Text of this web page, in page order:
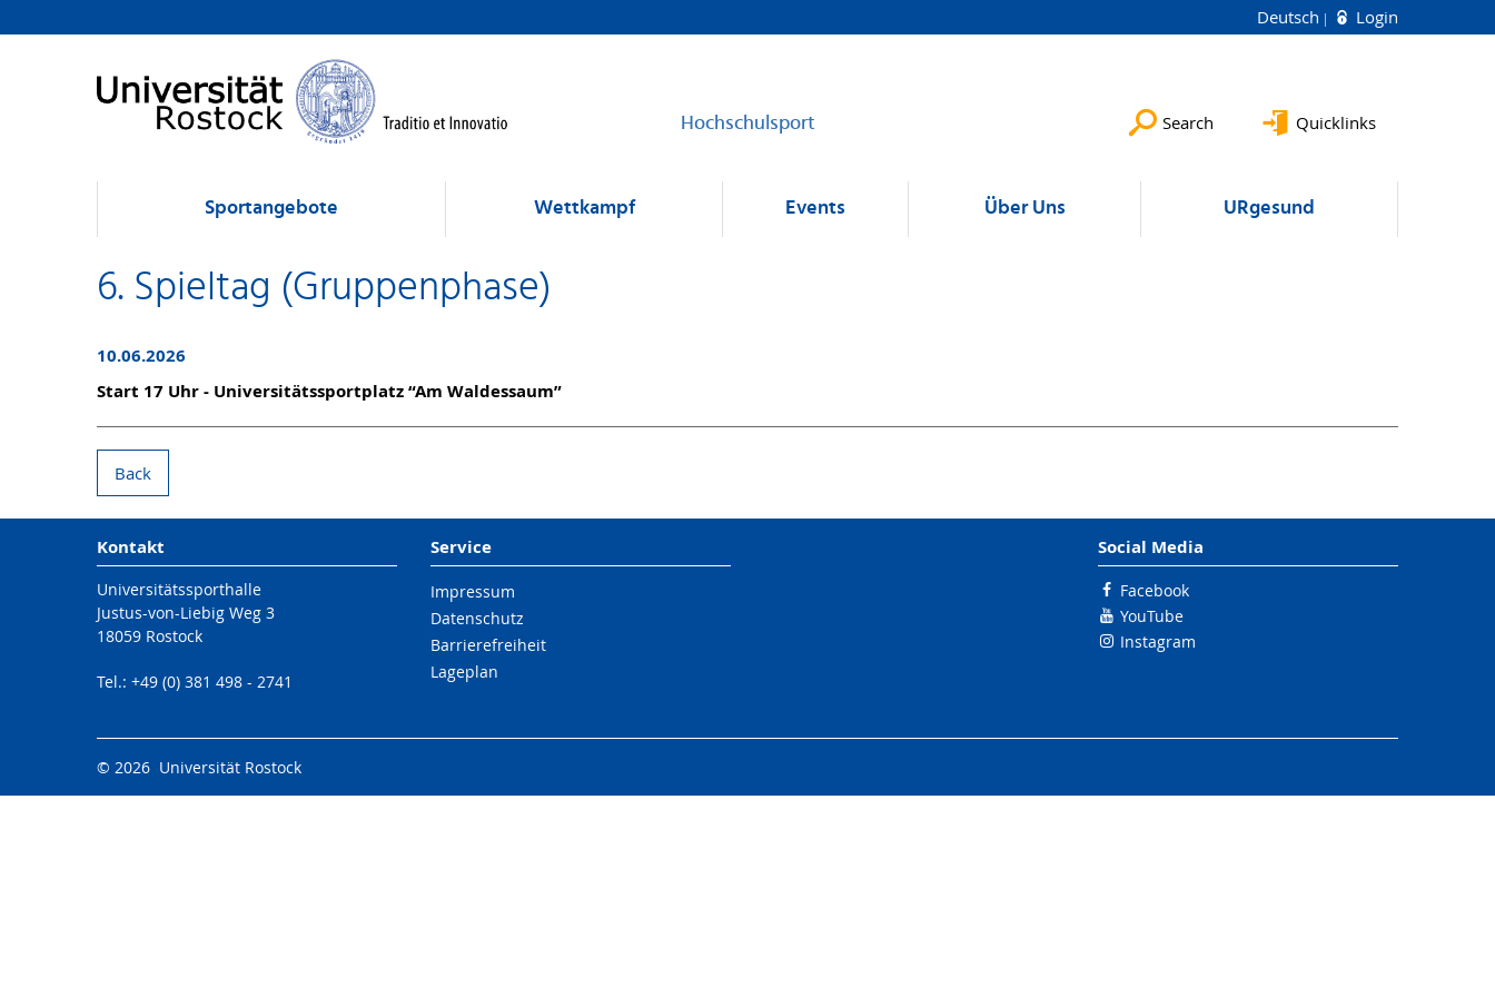
Deutsch Login
Hochschulsport Search Quicklinks
Sportangebote Wettkampf Events Über Uns URgesund
6. Spieltag (Gruppenphase)
10.06.2026
Start 17 Uhr - Universitätssportplatz “Am Waldessaum”
Back
Kontakt
Universitätssporthalle
Justus-von-Liebig Weg 3
18059 Rostock
Tel.: +49 (0) 381 498 - 2741
Service
Impressum
Datenschutz
Barrierefreiheit
Lageplan
Social Media
Facebook
YouTube
Instagram
© 2026 Universität Rostock